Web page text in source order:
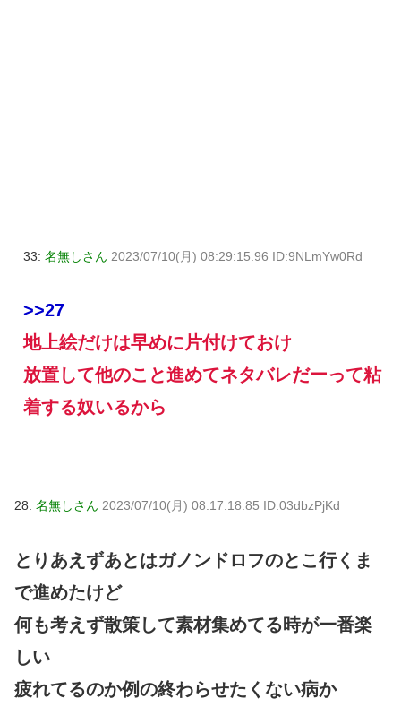
33: 名無しさん 2023/07/10(月) 08:29:15.96 ID:9NLmYw0Rd
>>27
地上絵だけは早めに片付けておけ
放置して他のこと進めてネタバレだーって粘
着する奴いるから
28: 名無しさん 2023/07/10(月) 08:17:18.85 ID:03dbzPjKd
とりあえずあとはガノンドロフのとこ行くま
で進めたけど
何も考えず散策して素材集めてる時が一番楽
しい
疲れてるのか例の終わらせたくない病か